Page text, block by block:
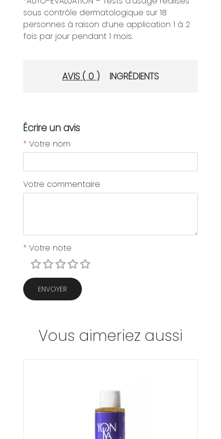
sous contrôle dermatologique sur 18
personnes à raison d’une application 1 à 2
fois par jour pendant 1 mois.
AVIS ( 0 ) INGRÉDIENTS
Écrire un avis
* Votre nom
Votre commentaire
* Votre note
ENVOYER
Vous aimeriez aussi